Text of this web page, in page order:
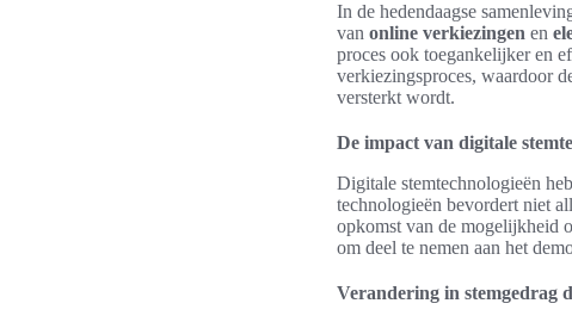
In de hedendaagse
van online verkiezingen en
proces ook toegankelijker en
verkiezingsproces, waardoor
versterkt wordt.
De impact van digitale
Digitale stemtechnologieën
technologieën bevordert niet
opkomst van de mogelijkheid
om deel te nemen aan het
Verandering in stemgedrag